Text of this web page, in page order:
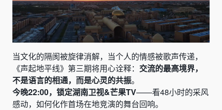
当文化的隔阂被旋律消解，当个人的情感被歌声传递，
《声起地平线》第三期将用心诠释： 交流的最高境界，
不是语言的相通，而是心灵的共振。
今晚22:00，锁定湖南卫视&芒果TV——看48小时的采风
感动，如何化作首场在地竞演的舞台回响。